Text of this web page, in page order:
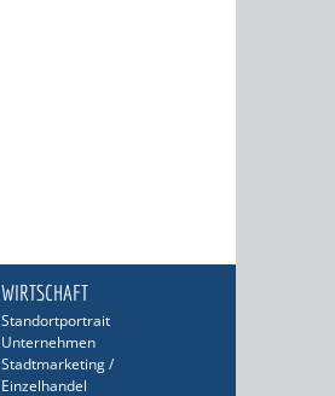
WIRTSCHAFT
Standortportrait
Unternehmen
Stadtmarketing /
Einzelhandel